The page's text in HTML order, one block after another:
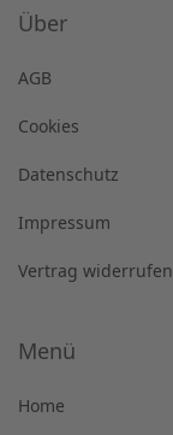
Über
AGB
Cookies
Datenschutz
Impressum
Vertrag widerrufen
Menü
Home